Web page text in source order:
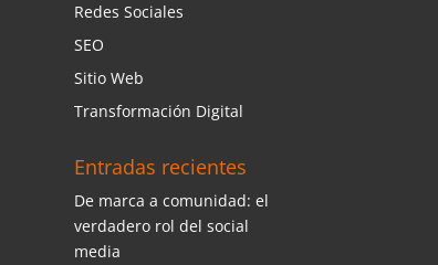
Redes Sociales
SEO
Sitio Web
Transformación Digital
Entradas recientes
De marca a comunidad: el
verdadero rol del social
media